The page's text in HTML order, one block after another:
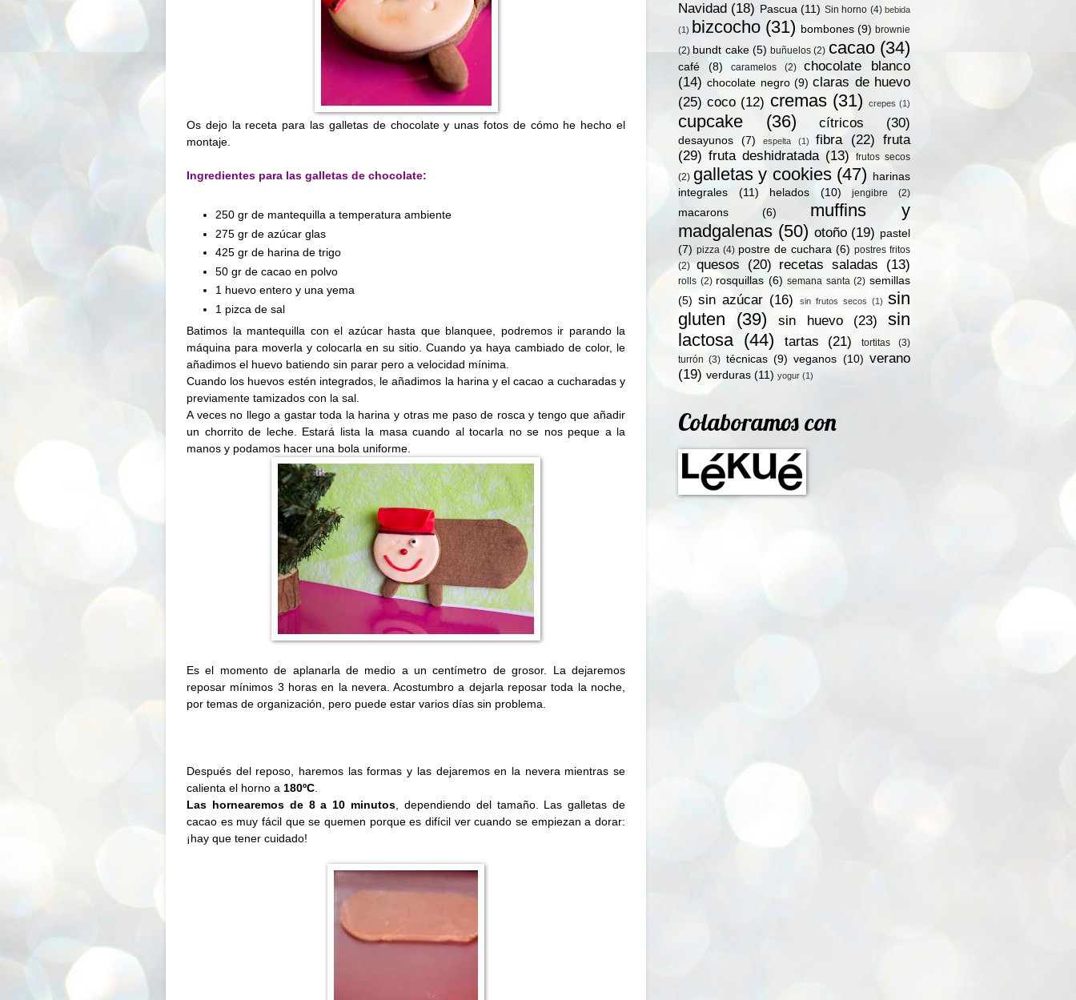
Os dejo la receta para las galletas de chocolate y unas fotos de cómo he hecho el
montaje.
Ingredientes para las galletas de chocolate:
250 gr de mantequilla a temperatura ambiente
275 gr de azúcar glas
425 gr de harina de trigo
50 gr de cacao en polvo
1 huevo entero y una yema
1 pizca de sal
Batimos la mantequilla con el azúcar hasta que blanquee, podremos ir parando la
máquina para moverla y colocarla en su sitio. Cuando ya haya cambiado de color, le
añadimos el huevo batiendo sin parar pero a velocidad mínima.
Cuando los huevos estén integrados, le añadimos la harina y el cacao a cucharadas y
previamente tamizados con la sal.
A veces no llego a gastar toda la harina y otras me paso de rosca y tengo que añadir
un chorrito de leche. Estará lista la masa cuando al tocarla no se nos peque a la
manos y podamos hacer una bola uniforme.
Es el momento de aplanarla de medio a un centímetro de grosor. La dejaremos
reposar mínimos 3 horas en la nevera. Acostumbro a dejarla reposar toda la noche,
por temas de organización, pero puede estar varios días sin problema.
Después del reposo, haremos las formas y las dejaremos en la nevera mientras se
calienta el horno a 180ºC.
Las hornearemos de 8 a 10 minutos, dependiendo del tamaño. Las galletas de
cacao es muy fácil que se quemen porque es difícil ver cuando se empiezan a dorar:
¡hay que tener cuidado!
Navidad (18) Pascua (11) Sin horno (4) bebida
(1) bizcocho (31) bombones (9) brownie
(2) bundt cake (5) buñuelos (2) cacao (34)
café (8) caramelos (2)
chocolate blanco
(14) chocolate negro (9) claras de huevo
(25) coco (12) cremas (31) crepes (1)
cupcake (36) cítricos (30)
desayunos (7) espelta (1) fibra (22) fruta
(29) fruta deshidratada (13)
frutos secos
(2) galletas y cookies (47)
harinas
integrales
(11) helados (10) jengibre (2)
macarons (6)
muffins y
madgalenas (50) otoño (19) pastel
(7) pizza (4) postre de cuchara (6) postres fritos
(2) quesos (20) recetas saladas (13)
rolls (2) rosquillas (6) semana santa (2) semillas
(5) sin azúcar (16) sin frutos secos (1) sin
gluten
(39) sin huevo (23)
sin
lactosa (44) tartas (21) tortitas
(3)
turrón (3) técnicas (9) veganos (10) verano
(19) verduras (11) yogur (1)
Colaboramos con